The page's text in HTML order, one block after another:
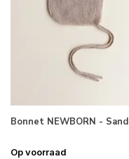
Bonnet NEWBORN - Sand
Op voorraad